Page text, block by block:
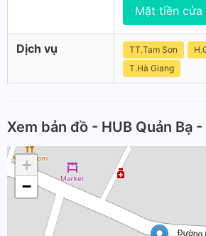
Mặt tiền cửa
Dịch vụ TT.Tam Sơn
T.Hà Giang
Xem bản đồ - HUB Quản Bạ -
+
−